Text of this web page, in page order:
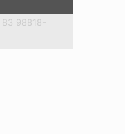
98818-